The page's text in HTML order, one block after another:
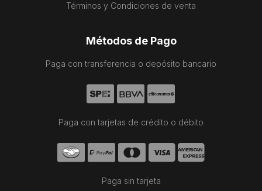
Términos y Condiciones de venta
Métodos de Pago
Paga con transferencia o depósito bancario
Paga con tarjetas de crédito o débito
Paga sin tarjeta